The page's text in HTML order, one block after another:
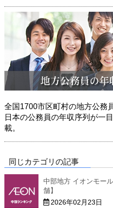
全国1700市区町村の地方公務
日本の公務員の年収序列が一
載。
同じカテゴリの記事
中部地方 イオンモー
舗】
2026年02月23日